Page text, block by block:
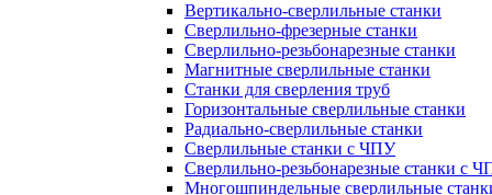
Вертикально-сверлильные станки
Сверлильно-фрезерные станки
Сверлильно-резьбонарезные станки
Магнитные сверлильные станки
Станки для сверления труб
Горизонтальные сверлильные станки
Радиально-сверлильные станки
Сверлильные станки с ЧПУ
Сверлильно-резьбонарезные станки с
Многошпиндельные сверлильные